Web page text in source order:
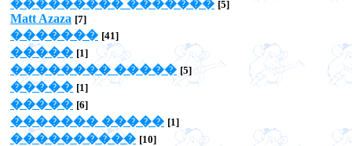
��������� ������� [5]
Matt Azaza [7]
������� [41]
����� [1]
�������� ����� [5]
����� [1]
����� [6]
������� ����� [1]
���������� [10]